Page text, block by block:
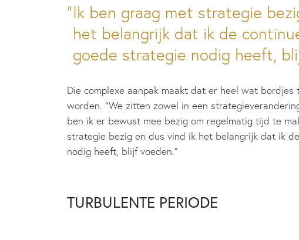
Ik ben graag met strategie
het belangrijk dat ik de
goede strategie nodig heeft,
Die complexe aanpak maakt dat er heel wat
worden. “We zitten zowel in een
ben ik er bewust mee bezig om regelmatig tijd te
strategie bezig en dus vind ik het belangrijk dat ik
nodig heeft, blijf voeden.”
TURBULENTE PERIODE